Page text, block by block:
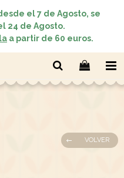
el 7 de Agosto, se
24 de Agosto.
a partir de 60 euros.
VOLVER